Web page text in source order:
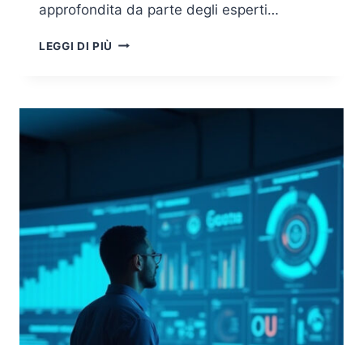
approfondita da parte degli esperti…
LEGGI DI PIÙ DIRETTIVA
APPRESE